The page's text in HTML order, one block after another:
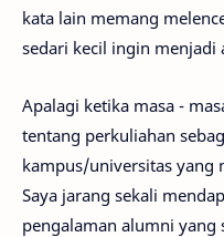
kata lain memang
sedari kecil ingin menjadi
Apalagi ketika masa -
tentang perkuliahan
kampus/universitas yang
Saya jarang sekali
pengalaman alumni